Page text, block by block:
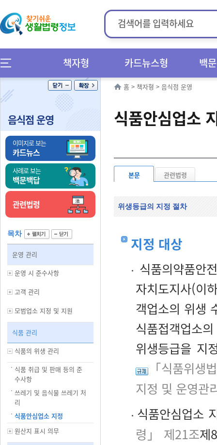
책자형 카드뉴스형 백
음식점 운영
이미지로 보는
카드뉴스
사례로 보는
백문백답
관련법령
목차
운영 관리
운영 시 준수사항
고객 관리
모범업소 지정 및 지원
식품 관리
식품의 위생 관리
식품 취급 및 판매 등의 준
수사항
쓰레기 및 음식물 쓰레기 처
리
식품안심업소 지정
원산지 표시 의무
홈 > 책자형 > 음식점 운영
식품안심업소
본문 관련법령
위생등급의 지정 절차
지정 대상
식품의약품안
자치도지사(이
객업소의 위생
식품접객업소
위생등급을 지
「식품위생
지정 및 운영관
식품안심업소
령」 제21조제